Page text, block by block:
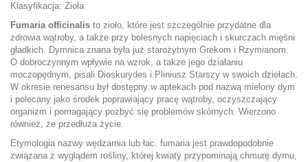
Klasyfikacja: Zioła
Fumaria officinalis to zioło, które jest szczególnie przydatne dla
zdrowia wątroby, a także przy bolesnych napięciach i skurczach mięśni
gładkich. Dymnica znana była już starożytnym Grekom i Rzymianom.
O dobroczynnym wpływie na wzrok, a także jego działaniu
moczopędnym, pisali Dioskurydes i Pliniusz Starszy w swoich dziełach.
W okresie renesansu był dostępny w aptekach pod nazwą mielony dym
i polecany jako środek poprawiający pracę wątroby, oczyszczający
organizm i pomagający pozbyć się problemów skórnych. Wierzono
również, że przedłuża życie.
Etymologia nazwy wędzarnia lub łac. fumaria jest prawdopodobnie
związana z wyglądem rośliny, której kwiaty przypominają chmurę dymu,